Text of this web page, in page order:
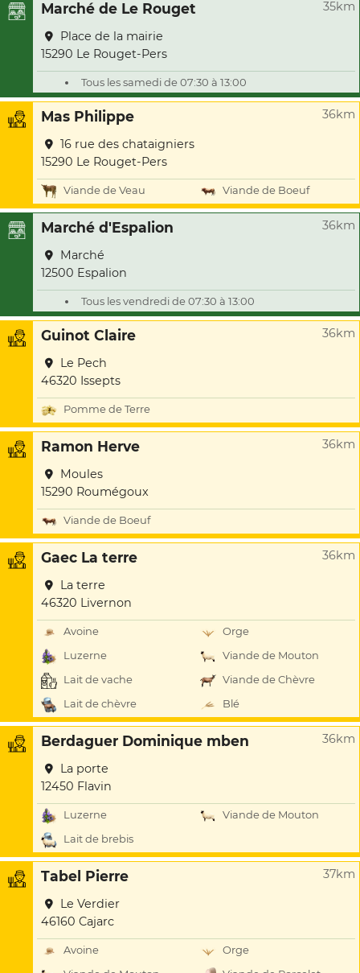
Marché de Le Rouget 35km
Place de la mairie
15290 Le Rouget-Pers
Tous les samedi de 07:30 à 13:00
Mas Philippe 36km
16 rue des chataigniers
15290 Le Rouget-Pers
Viande de Veau Viande de Boeuf
Marché d'Espalion 36km
Marché
12500 Espalion
Tous les vendredi de 07:30 à 13:00
Guinot Claire 36km
Le Pech
46320 Issepts
Pomme de Terre
Ramon Herve 36km
Moules
15290 Roumégoux
Viande de Boeuf
Gaec La terre 36km
La terre
46320 Livernon
Avoine
Orge
Luzerne
Viande de Mouton
Lait de vache
Viande de Chèvre
Lait de chèvre
Blé
Berdaguer Dominique mben 36km
La porte
12450 Flavin
Luzerne
Viande de Mouton
Lait de brebis
Tabel Pierre 37km
Le Verdier
46160 Cajarc
Avoine
Orge